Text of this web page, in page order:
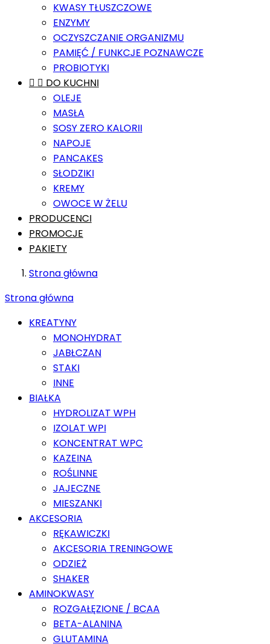
KWASY TŁUSZCZOWE
ENZYMY
OCZYSZCZANIE ORGANIZMU
PAMIĘĆ / FUNKCJE POZNAWCZE
PROBIOTYKI
  DO KUCHNI
OLEJE
MASŁA
SOSY ZERO KALORII
NAPOJE
PANCAKES
SŁODZIKI
KREMY
OWOCE W ŻELU
PRODUCENCI
PROMOCJE
PAKIETY
Strona główna
Strona główna
KREATYNY
MONOHYDRAT
JABŁCZAN
STAKI
INNE
BIAŁKA
HYDROLIZAT WPH
IZOLAT WPI
KONCENTRAT WPC
KAZEINA
ROŚLINNE
JAJECZNE
MIESZANKI
AKCESORIA
RĘKAWICZKI
AKCESORIA TRENINGOWE
ODZIEŻ
SHAKER
AMINOKWASY
ROZGAŁĘZIONE / BCAA
BETA-ALANINA
GLUTAMINA